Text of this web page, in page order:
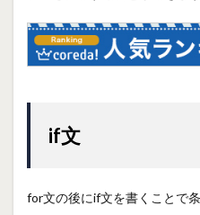
if文
for文の後にif文を書くことで